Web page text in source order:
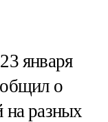
января
о
на разных